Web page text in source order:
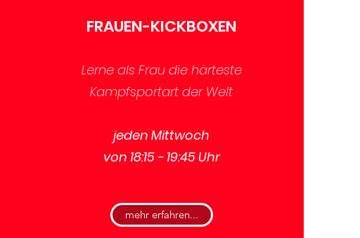
FRAUEN-KICKBOXEN
Lerne als Frau die härteste
Kampfsportart der Welt
jeden Mittwoch
von 18:15 - 19:45 Uhr
mehr erfahren...